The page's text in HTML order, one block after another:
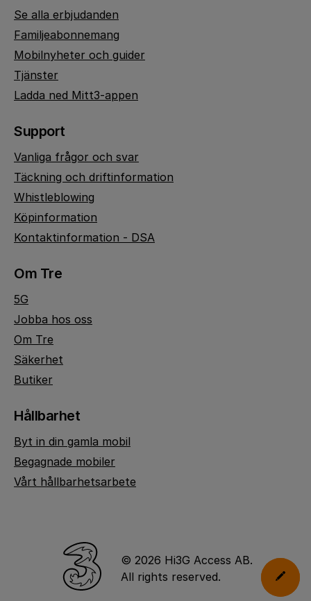
Se alla erbjudanden
Familjeabonnemang
Mobilnyheter och guider
Tjänster
Ladda ned Mitt3-appen
Support
Vanliga frågor och svar
Täckning och driftinformation
Whistleblowing
Köpinformation
Kontaktinformation - DSA
Om Tre
5G
Jobba hos oss
Om Tre
Säkerhet
Butiker
Hållbarhet
Byt in din gamla mobil
Begagnade mobiler
Vårt hållbarhetsarbete
© 2026 Hi3G Access AB.
All rights reserved.